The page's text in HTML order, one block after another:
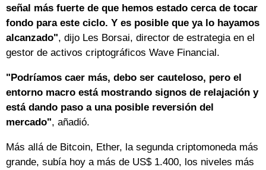
señal más fuerte de que hemos estado cerca de tocar
fondo para este ciclo. Y es posible que ya lo hayamos
alcanzado", dijo Les Borsai, director de estrategia en el
gestor de activos criptográficos Wave Financial.
"Podríamos caer más, debo ser cauteloso, pero el
entorno macro está mostrando signos de relajación y
está dando paso a una posible reversión del
mercado", añadió.
Más allá de Bitcoin, Ether, la segunda criptomoneda más
grande, subía hoy a más de US$ 1.400, los niveles más